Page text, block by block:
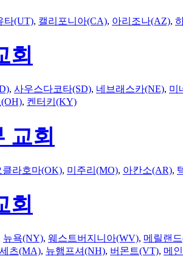
타(UT), 캘리포니아(CA), 아리조나(AZ),
회
, 사우스다코타(SD), 네브래스카(NE), 미
, 켄터키(KY)
교회
클라호마(OK), 미주리(MO), 아칸소(AR),
회
뉴욕(NY), 웨스트버지니아(WV), 메릴랜
츠(MA), 뉴햄프셔(NH), 버몬트(VT), 메